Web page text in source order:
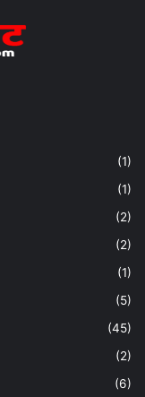
(1)
(1)
(2)
(2)
(1)
(5)
(45)
(2)
(6)